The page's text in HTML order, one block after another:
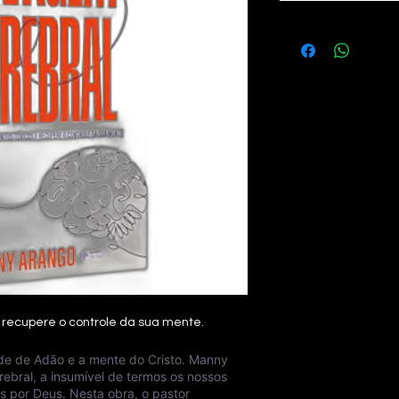
o controle da sua mente.
de Adão e a mente do Cristo. Manny
a insumível de termos os nossos
por Deus. Nesta obra, o pastor